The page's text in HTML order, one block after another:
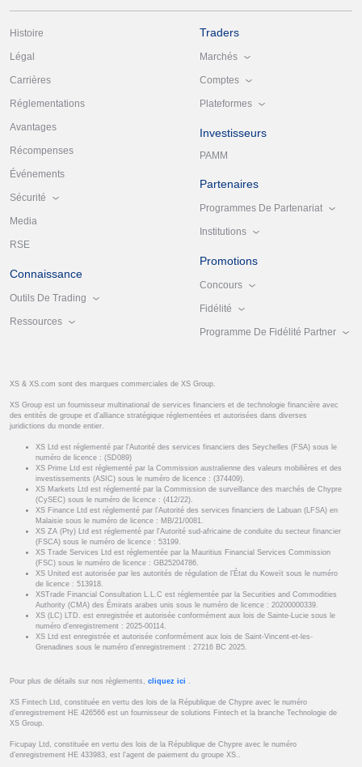
Histoire
Légal
Carrières
Réglementations
Avantages
Récompenses
Événements
Sécurité
Media
RSE
Connaissance
Outils De Trading
Ressources
Traders
Marchés
Comptes
Plateformes
Investisseurs
PAMM
Partenaires
Programmes De Partenariat
Institutions
Promotions
Concours
Fidélité
Programme De Fidélité Partner
XS & XS.com sont des marques commerciales de XS Group.
XS Group est un fournisseur multinational de services financiers et de technologie financière avec
des entités de groupe et d’alliance stratégique réglementées et autorisées dans diverses
juridictions du monde entier.
XS Ltd est réglementé par l'Autorité des services financiers des Seychelles (FSA) sous le
numéro de licence : (SD089)
XS Prime Ltd est réglementé par la Commission australienne des valeurs mobilières et des
investissements (ASIC) sous le numéro de licence : (374409).
XS Markets Ltd est réglementé par la Commission de surveillance des marchés de Chypre
(CySEC) sous le numéro de licence : (412/22).
XS Finance Ltd est réglementé par l'Autorité des services financiers de Labuan (LFSA) en
Malaisie sous le numéro de licence : MB/21/0081.
XS ZA (Pty) Ltd est réglementé par l'Autorité sud-africaine de conduite du secteur financier
(FSCA) sous le numéro de licence : 53199.
XS Trade Services Ltd est réglementée par la Mauritius Financial Services Commission
(FSC) sous le numéro de licence : GB25204786.
XS United est autorisée par les autorités de régulation de l’État du Koweït sous le numéro
de licence : 513918.
XSTrade Financial Consultation L.L.C est réglementée par la Securities and Commodities
Authority (CMA) des Émirats arabes unis sous le numéro de licence : 20200000339.
XS (LC) LTD. est enregistrée et autorisée conformément aux lois de Sainte-Lucie sous le
numéro d’enregistrement : 2025-00114.
XS Ltd est enregistrée et autorisée conformément aux lois de Saint-Vincent-et-les-
Grenadines sous le numéro d’enregistrement : 27216 BC 2025.
Pour plus de détails sur nos règlements, cliquez ici .
XS Fintech Ltd, constituée en vertu des lois de la République de Chypre avec le numéro
d’enregistrement HE 426566 est un fournisseur de solutions Fintech et la branche Technologie de
XS Group.
Ficupay Ltd, constituée en vertu des lois de la République de Chypre avec le numéro
d’enregistrement HE 433983, est l’agent de paiement du groupe XS..